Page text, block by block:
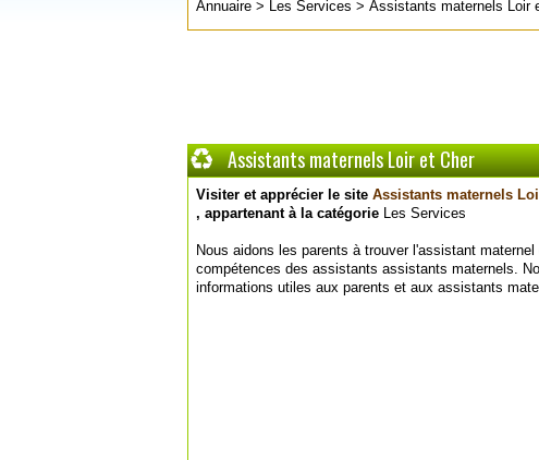
Annuaire > Les Services > Assistants maternels Loir
Assistants maternels Loir et Cher
Visiter et apprécier le site Assistants maternels
, appartenant à la catégorie Les Services
Nous aidons les parents à trouver l'assistant
compétences des assistants assistants maternels.
informations utiles aux parents et aux assistants